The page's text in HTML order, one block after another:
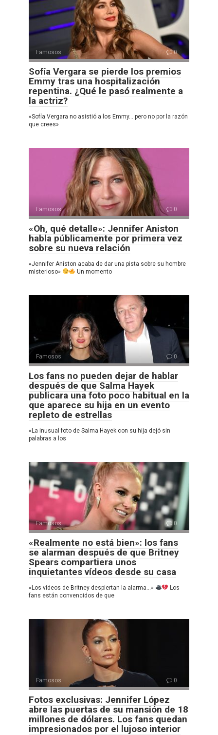
Famosos 0
Sofía Vergara se pierde los premios
Emmy tras una hospitalización
repentina. ¿Qué le pasó realmente a
la actriz?
«Sofía Vergara no asistió a los Emmy… pero no por la razón
que crees»
Famosos 0
«Oh, qué detalle»: Jennifer Aniston
habla públicamente por primera vez
sobre su nueva relación
«Jennifer Aniston acaba de dar una pista sobre su hombre
misterioso»
Un momento
Famosos 0
Los fans no pueden dejar de hablar
después de que Salma Hayek
publicara una foto poco habitual en la
que aparece su hija en un evento
repleto de estrellas
«La inusual foto de Salma Hayek con su hija dejó sin
palabras a los
Famosos 0
«Realmente no está bien»: los fans
se alarman después de que Britney
Spears compartiera unos
inquietantes vídeos desde su casa
«Los vídeos de Britney despiertan la alarma…»
Los
fans están convencidos de que
Famosos 0
Fotos exclusivas: Jennifer López
abre las puertas de su mansión de 18
millones de dólares. Los fans quedan
impresionados por el lujoso interior